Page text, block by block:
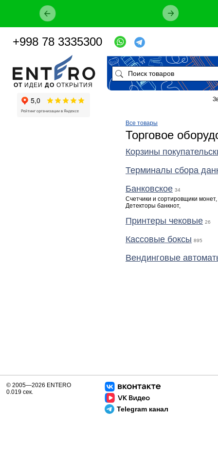
Все товары
Торговое
Корзины
Терминалы сбора
Банковское 34
Счетчики и сортировщики монет
Детекторы банкнот,
Принтеры чековые 26
Кассовые боксы 895
Вендинговые
ОТ ИДЕИ ДО ОТКРЫТИЯ
+998 78 3335300
Telegram канал
© 2005—2026 ENTERO
0.019 сек.